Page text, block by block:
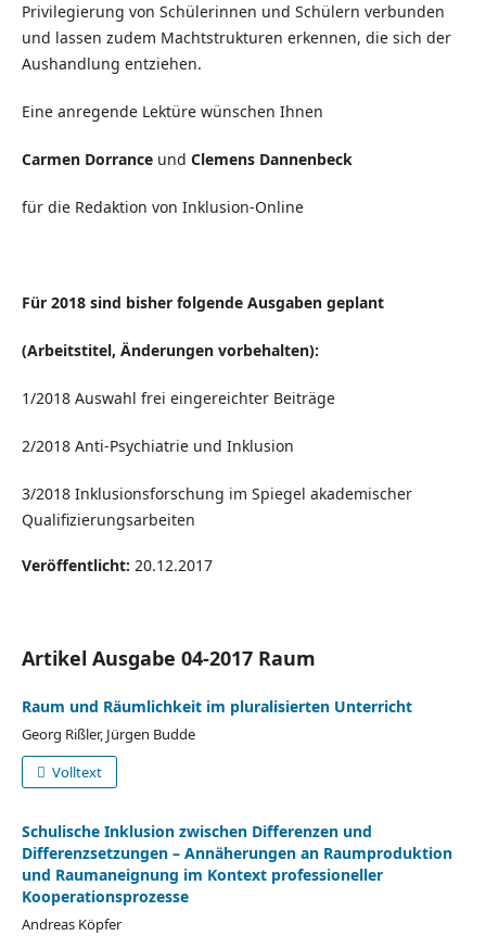
Privilegierung von Schülerinnen und Schülern verbunden
und lassen zudem Machtstrukturen erkennen, die sich der
Aushandlung entziehen.
Eine anregende Lektüre wünschen Ihnen
Carmen Dorrance und Clemens Dannenbeck
für die Redaktion von Inklusion-Online
Für 2018 sind bisher folgende Ausgaben geplant
(Arbeitstitel, Änderungen vorbehalten):
1/2018 Auswahl frei eingereichter Beiträge
2/2018 Anti-Psychiatrie und Inklusion
3/2018 Inklusionsforschung im Spiegel akademischer
Qualifizierungsarbeiten
Veröffentlicht: 20.12.2017
Artikel Ausgabe 04-2017 Raum
Raum und Räumlichkeit im pluralisierten Unterricht
Georg Rißler, Jürgen Budde
Volltext
Schulische Inklusion zwischen Differenzen und
Differenzsetzungen – Annäherungen an Raumproduktion
und Raumaneignung im Kontext professioneller
Kooperationsprozesse
Andreas Köpfer